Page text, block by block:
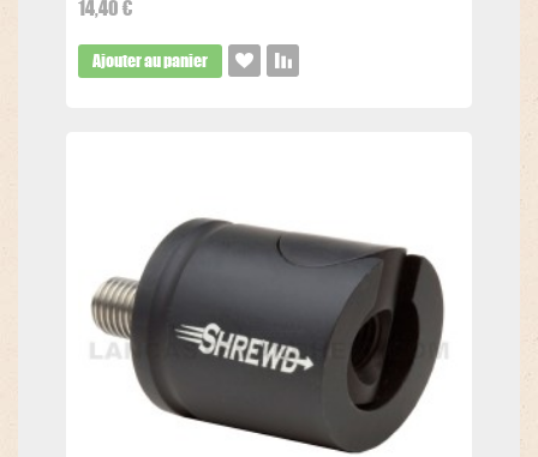
14,40 €
Ajouter au panier